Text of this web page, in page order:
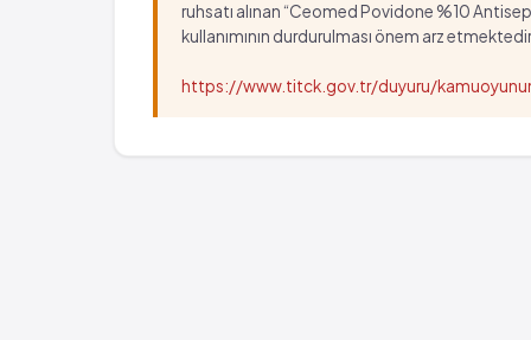
ruhsatı alınan “Ceomed Povidone %10
kullanımının durdurulması önem arz
https://www.titck.gov.tr/duyuru/